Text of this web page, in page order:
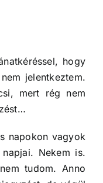
hogy
jelentkeztem.
mert rég nem
napokon vagyok
Nekem is.
tudom. Anno